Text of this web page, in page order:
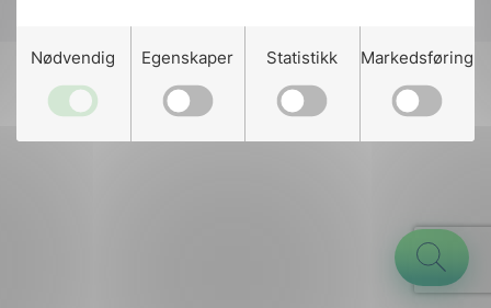
Nødvendig Egenskaper Statistikk Markedsføring